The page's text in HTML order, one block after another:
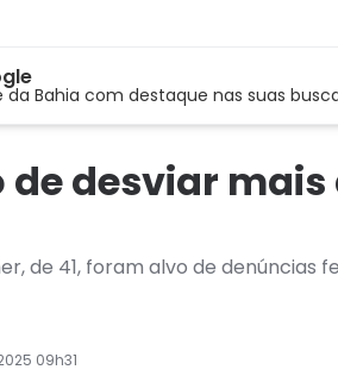
da Bahia com destaque nas suas
desviar mais
de 41, foram alvo de
09h31